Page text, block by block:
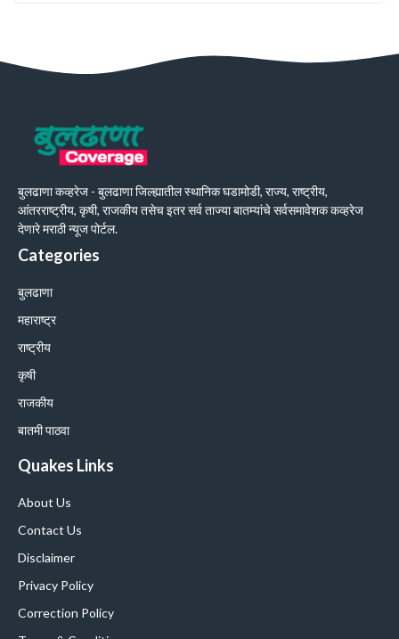
बुलढाणा कव्हरेज - बुलढाणा जिल्ह्यातील स्थानिक घडामोडी, राज्य, राष्ट्रीय,
आंतरराष्ट्रीय, कृषी, राजकीय तसेच इतर सर्व ताज्या बातम्यांचे सर्वसमावेशक कव्हरेज
देणारे मराठी न्यूज पोर्टल.
Categories
बुलढाणा
महाराष्ट्र
राष्ट्रीय
कृषी
राजकीय
बातमी पाठवा
Quakes Links
About Us
Contact Us
Disclaimer
Privacy Policy
Correction Policy